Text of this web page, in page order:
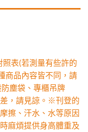
表(若測量有些許的
商品內容皆不同，請
塵袋、專櫃吊牌
，請見諒。※刊登的
擦、汗水、水等原因
麻煩提供身高體重及